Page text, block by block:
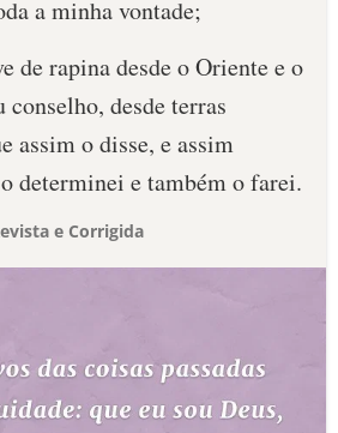
a minha vontade;
de rapina desde o Oriente e o
conselho, desde terras
assim o disse, e assim
determinei e também o farei.
e Corrigida